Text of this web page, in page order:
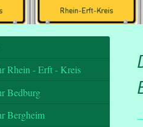
Rhein - Erft - Kreis
Bedburg
Bergheim